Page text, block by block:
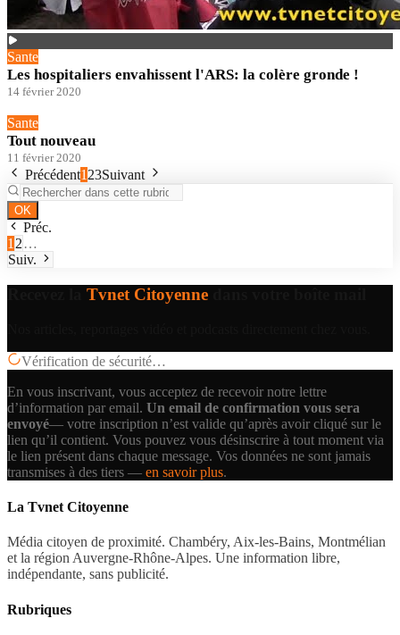
Sante
Les hospitaliers envahissent l'ARS: la colère gronde !
14 février 2020
Sante
Tout nouveau
11 février 2020
Précédent123Suivant
OK
Préc.
12…
Suiv.
Tvnet Citoyenne
Vérification de sécurité…
En vous inscrivant, vous acceptez de recevoir notre lettre
d’information par email. Un email de confirmation vous sera
envoyé— votre inscription n’est valide qu’après avoir cliqué sur le
lien qu’il contient. Vous pouvez vous désinscrire à tout moment via
le lien présent dans chaque message. Vos données ne sont jamais
transmises à des tiers — en savoir plus.
La Tvnet Citoyenne
Média citoyen de proximité. Chambéry, Aix-les-Bains, Montmélian
et la région Auvergne-Rhône-Alpes. Une information libre,
indépendante, sans publicité.
Rubriques